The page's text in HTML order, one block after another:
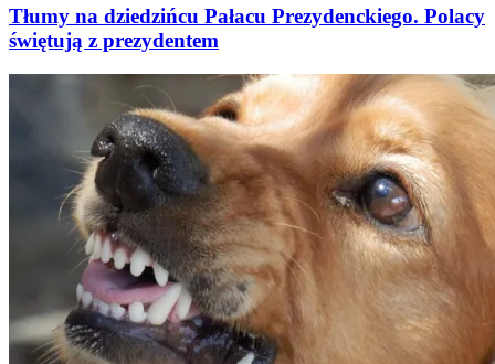
Tłumy na dziedzińcu Pałacu Prezydenckiego. Polacy
świętują z prezydentem